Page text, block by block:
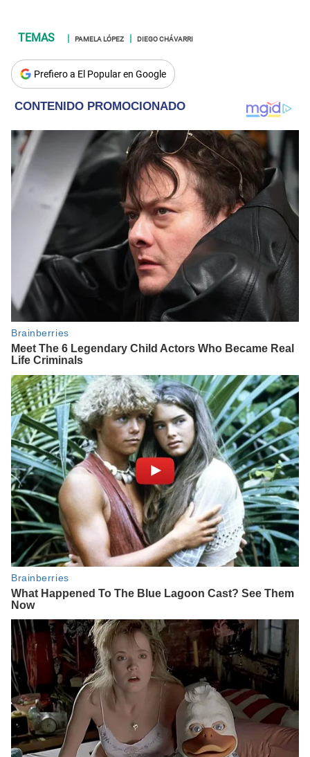
PAMELA LÓPEZ DIEGO CHÁVARRI
Prefiero a El Popular en Google